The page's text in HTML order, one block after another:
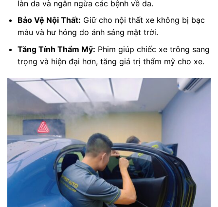
làn da và ngăn ngừa các bệnh về da.
Bảo Vệ Nội Thất: Giữ cho nội thất xe không bị bạc
màu và hư hỏng do ánh sáng mặt trời.
Tăng Tính Thẩm Mỹ: Phim giúp chiếc xe trông sang
trọng và hiện đại hơn, tăng giá trị thẩm mỹ cho xe.